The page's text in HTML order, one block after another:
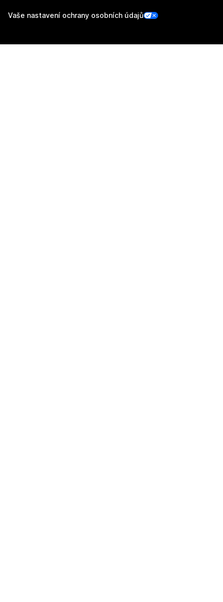
Vaše nastavení ochrany osobních údajů